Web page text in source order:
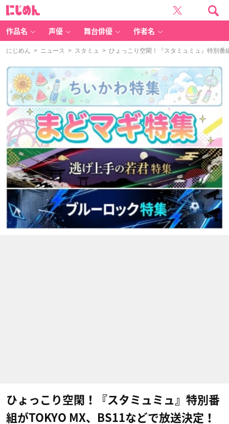
作品名 声優 舞台俳優 作者名
にじめん > ニュース > スタミュ > ひょっこり空閑！『スタミュミュ』特別番
ひょっこり空閑！『スタミュミュ』特別番
組がTOKYO MX、BS11などで放送決定！